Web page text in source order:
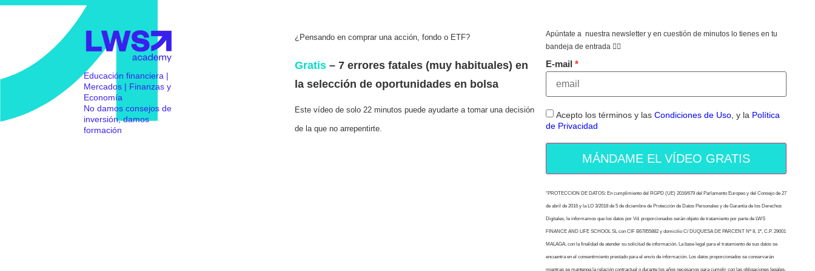
Educación financiera |
Mercados | Finanzas y
Economía
No damos consejos de
inversión, damos
formación
¿Pensando en comprar una acción, fondo o ETF?
Gratis– 7 errores fatales (muy habituales) en
la selección de oportunidades en bolsa
Este vídeo de solo 22 minutos puede ayudarte a tomar una decisión
de la que no arrepentirte.
Apúntate a nuestra newsletter y en cuestión de minutos lo tienes en tu
bandeja de entrada 👇🏻
E-mail
Acepto los términos y las Condiciones de Uso, y la Política
de Privacidad
MÁNDAME EL VÍDEO GRATIS
“PROTECCION DE DATOS: En cumplimiento del RGPD (UE) 2016/679 del Parlamento Europeo y del Consejo de 27
de abril de 2016 y la LO 3/2018 de 5 de diciembre de Protección de Datos Personales y de Garantía de los Derechos
Digitales, le informamos que los datos por Vd. proporcionados serán objeto de tratamiento por parte de LWS
FINANCE AND LIFE SCHOOL SL con CIF B67855882 y domicilio C/ DUQUESA DE PARCENT Nº 8, 1º, C.P. 29001
MALAGA, con la finalidad de atender su solicitud de información. La base legal para el tratamiento de sus datos se
encuentra en el consentimiento prestado para el envío de información. Los datos proporcionados se conservarán
mientras se mantenga la relación contractual o durante los años necesarios para cumplir con las obligaciones legales.